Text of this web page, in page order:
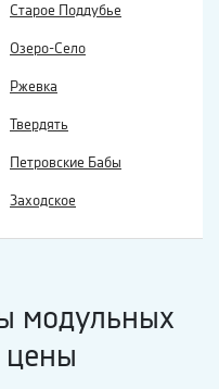
Старое Поддубье
Озеро-Село
Ржевка
Твердять
Петровские Бабы
Заходское
модульных
цены